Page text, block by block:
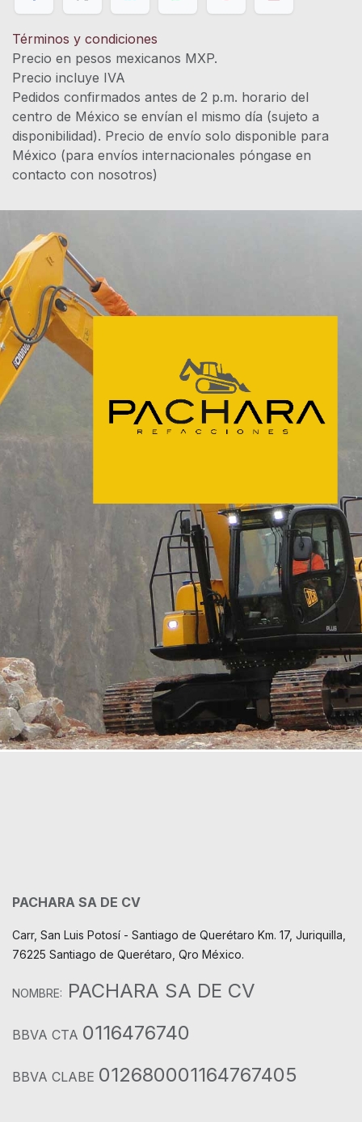
Términos y condiciones
Precio en pesos mexicanos MXP.
Precio incluye IVA
Pedidos confirmados antes de 2 p.m. horario del
centro de México se envían el mismo día (sujeto a
disponibilidad). Precio de envío solo disponible para
México (para envíos internacionales póngase en
contacto con nosotros)
PACHARA SA DE CV
Carr, San Luis Potosí - Santiago de Querétaro Km. 17, Juriquilla,
76225 Santiago de Querétaro, Qro México.
NOMBRE: PACHARA SA DE CV
BBVA CTA 0116476740
BBVA CLABE 012680001164767405